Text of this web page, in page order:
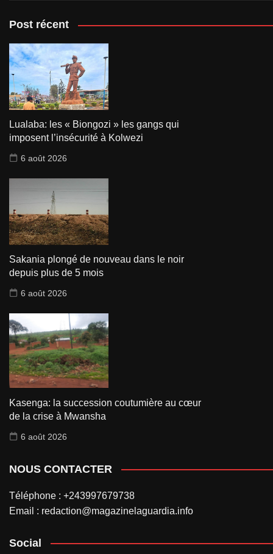
Post récent
Lualaba: les « Biongozi » les gangs qui
imposent l’insécurité à Kolwezi
6 août 2026
Sakania plongé de nouveau dans le noir
depuis plus de 5 mois
6 août 2026
Kasenga: la succession coutumière au cœur
de la crise à Mwansha
6 août 2026
NOUS CONTACTER
Téléphone : +243997679738
Email : redaction@magazinelaguardia.info
Social